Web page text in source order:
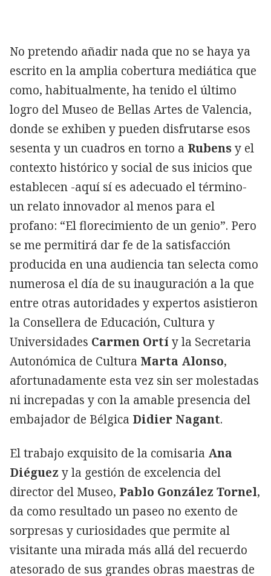
No pretendo añadir nada que no se haya ya
escrito en la amplia cobertura mediática que
como, habitualmente, ha tenido el último
logro del Museo de Bellas Artes de Valencia,
donde se exhiben y pueden disfrutarse esos
sesenta y un cuadros en torno a Rubensy el
contexto histórico y social de sus inicios que
establecen -aquí sí es adecuado el término-
un relato innovador al menos para el
profano: “El florecimiento de un genio”. Pero
se me permitirá dar fe de la satisfacción
producida en una audiencia tan selecta como
numerosa el día de su inauguración a la que
entre otras autoridades y expertos asistieron
la Consellera de Educación, Cultura y
Universidades Carmen Ortíy la Secretaria
Autonómica de Cultura Marta Alonso,
afortunadamente esta vez sin ser molestadas
ni increpadas y con la amable presencia del
embajador de Bélgica Didier Nagant.
El trabajo exquisito de la comisaria Ana
Diéguez y la gestión de excelencia del
director del Museo, Pablo González Tornel,
da como resultado un paseo no exento de
sorpresas y curiosidades que permite al
visitante una mirada más allá del recuerdo
atesorado de sus grandes obras maestras de